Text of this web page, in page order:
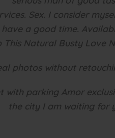
Sex. I consider
have a good time.
This Natural Busty Love
photos without
with parking Amor
the city I am waiting for